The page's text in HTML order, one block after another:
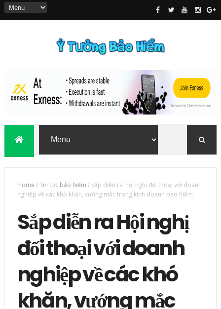
Home /Tin tức bảo hiểm / Sắp diễn ra Hội nghị đối thoại với doanh
nghiệp về các khó khăn, vướng mắc trong kinh doanh bảo hiểm
Sắp diễn ra Hội nghị
đối thoại với doanh
nghiệp về các khó
khăn, vướng mắc